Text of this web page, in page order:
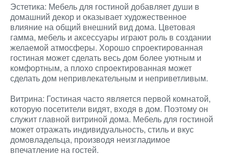
Эстетика: Мебель для гостиной добавляет души в
домашний декор и оказывает художественное
влияние на общий внешний вид дома. Цветовая
гамма, мебель и аксессуары играют роль в создании
желаемой атмосферы. Хорошо спроектированная
гостиная может сделать весь дом более уютным и
комфортным, а плохо спроектированная может
сделать дом непривлекательным и неприветливым.
Витрина: Гостиная часто является первой комнатой,
которую посетители видят, входя в дом. Поэтому он
служит главной витриной дома. Мебель для гостиной
может отражать индивидуальность, стиль и вкус
домовладельца, производя неизгладимое
впечатление на гостей.